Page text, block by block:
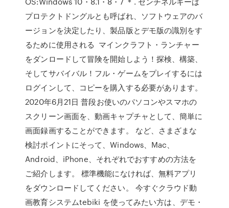
プロテクトドングルとも呼ばれ、ソフトウェアのバ
ージョンを決定したり、製品版とデモ版の識別をす
るために使用される マインクラフト・ランチャー
をダンロードして冒険を開始しよう！探検、構築、
そしてサバイバル！フル・ゲームをプレイするには
ログインして、コピーを購入する必要があります。
2020年6月21日 普段お使いのパソコンやスマホの
スクリーン画面を、動画キャプチャとして、簡単に
画面録画することができます。 など、さまざまな
検討ポイントにそって、Windows、Mac、
Android、iPhone、それぞれでおすすめの方法を
ご紹介します。 標準機能になければ、無料アプリ
をダウンロードしてください。 今すぐクラウド動
画教育システムtebiki を使ってみたい方は、デモ・